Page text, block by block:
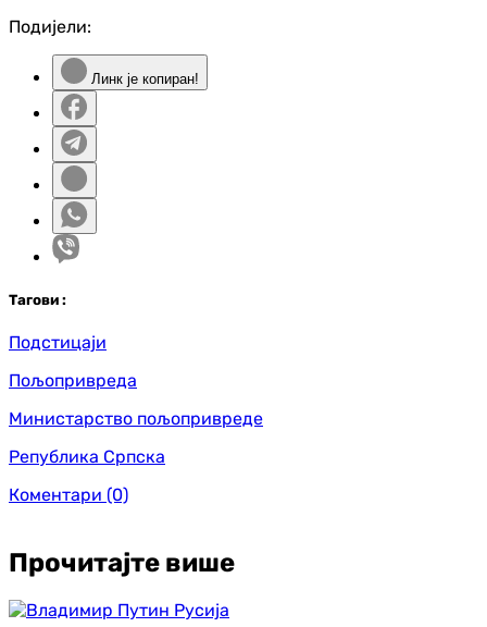
Подијели:
Линк је копиран!
Тагови :
Подстицаји
Пољопривреда
Министарство пољопривреде
Република Српска
Коментари (0)
Прочитајте више